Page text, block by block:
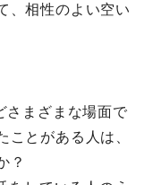
、相性のよい空い
さまざまな場面で
とがある人は、
？